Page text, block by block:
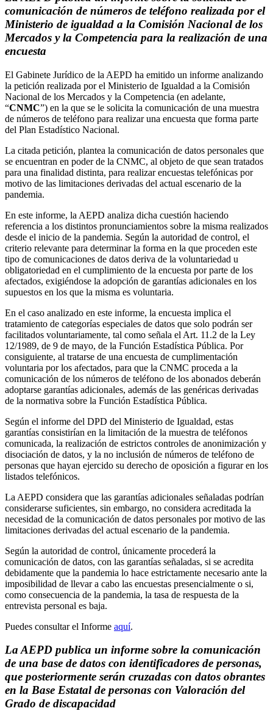
comunicación de números de teléfono realizada por el
Ministerio de igualdad a la Comisión Nacional de los
Mercados y la Competencia para la realización de una
encuesta
El Gabinete Jurídico de la AEPD ha emitido un informe analizando
la petición realizada por el Ministerio de Igualdad a la Comisión
Nacional de los Mercados y la Competencia (en adelante,
“CNMC”) en la que se le solicita la comunicación de una muestra
de números de teléfono para realizar una encuesta que forma parte
del Plan Estadístico Nacional.
La citada petición, plantea la comunicación de datos personales que
se encuentran en poder de la CNMC, al objeto de que sean tratados
para una finalidad distinta, para realizar encuestas telefónicas por
motivo de las limitaciones derivadas del actual escenario de la
pandemia.
En este informe, la AEPD analiza dicha cuestión haciendo
referencia a los distintos pronunciamientos sobre la misma realizados
desde el inicio de la pandemia. Según la autoridad de control, el
criterio relevante para determinar la forma en la que proceden este
tipo de comunicaciones de datos deriva de la voluntariedad u
obligatoriedad en el cumplimiento de la encuesta por parte de los
afectados, exigiéndose la adopción de garantías adicionales en los
supuestos en los que la misma es voluntaria.
En el caso analizado en este informe, la encuesta implica el
tratamiento de categorías especiales de datos que solo podrán ser
facilitados voluntariamente, tal como señala el Art. 11.2 de la Ley
12/1989, de 9 de mayo, de la Función Estadística Pública. Por
consiguiente, al tratarse de una encuesta de cumplimentación
voluntaria por los afectados, para que la CNMC proceda a la
comunicación de los números de teléfono de los abonados deberán
adoptarse garantías adicionales, además de las genéricas derivadas
de la normativa sobre la Función Estadística Pública.
Según el informe del DPD del Ministerio de Igualdad, estas
garantías consistirían en la limitación de la muestra de teléfonos
comunicada, la realización de estrictos controles de anonimización y
disociación de datos, y la no inclusión de números de teléfono de
personas que hayan ejercido su derecho de oposición a figurar en los
listados telefónicos.
La AEPD considera que las garantías adicionales señaladas podrían
considerarse suficientes, sin embargo, no considera acreditada la
necesidad de la comunicación de datos personales por motivo de las
limitaciones derivadas del actual escenario de la pandemia.
Según la autoridad de control, únicamente procederá la
comunicación de datos, con las garantías señaladas, si se acredita
debidamente que la pandemia lo hace estrictamente necesario ante la
imposibilidad de llevar a cabo las encuestas presencialmente o si,
como consecuencia de la pandemia, la tasa de respuesta de la
entrevista personal es baja.
Puedes consultar el Informe aquí.
La AEPD publica un informe sobre la comunicación
de una base de datos con identificadores de personas,
que posteriormente serán cruzadas con datos obrantes
en la Base Estatal de personas con Valoración del
Grado de discapacidad